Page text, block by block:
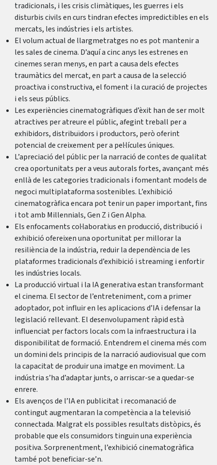
tradicionals, i les crisis climàtiques, les guerres i els
disturbis civils en curs tindran efectes impredictibles en els
mercats, les indústries i els artistes.
El volum actual de llargmetratges no es pot mantenir a
les sales de cinema. D’aquí a cinc anys les estrenes en
cinemes seran menys, en part a causa dels efectes
traumàtics del mercat, en part a causa de la selecció
proactiva i constructiva, el foment i la curació de projectes
i els seus públics.
Les experiències cinematogràfiques d’èxit han de ser molt
atractives per atreure el públic, afegint treball per a
exhibidors, distribuïdors i productors, però oferint
potencial de creixement per a pel·lícules úniques.
L’apreciació del públic per la narració de contes de qualitat
crea oportunitats per a veus autorals fortes, avançant més
enllà de les categories tradicionals i fomentant models de
negoci multiplataforma sostenibles. L’exhibició
cinematogràfica encara pot tenir un paper important, fins
i tot amb Millennials, Gen Z i Gen Alpha.
Els enfocaments col·laboratius en producció, distribució i
exhibició ofereixen una oportunitat per millorar la
resiliència de la indústria, reduir la dependència de les
plataformes tradicionals d’exhibició i streaming i enfortir
les indústries locals.
La producció virtual i la IA generativa estan transformant
el cinema. El sector de l’entreteniment, com a primer
adoptador, pot influir en les aplicacions d’IA i defensar la
legislació rellevant. El desenvolupament ràpid està
influenciat per factors locals com la infraestructura i la
disponibilitat de formació. Entendrem el cinema més com
un domini dels principis de la narració audiovisual que com
la capacitat de produir una imatge en moviment. La
indústria s’ha d’adaptar junts, o arriscar-se a quedar-se
enrere.
Els avenços de l’IA en publicitat i recomanació de
contingut augmentaran la competència a la televisió
connectada. Malgrat els possibles resultats distòpics, és
probable que els consumidors tinguin una experiència
positiva. Sorprenentment, l’exhibició cinematogràfica
també pot beneficiar-se’n.